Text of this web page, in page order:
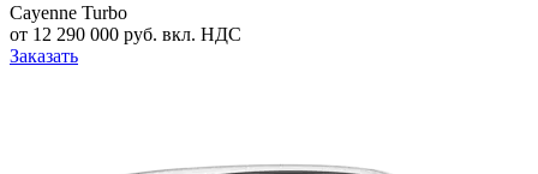
Cayenne Turbo
от 12 290 000 руб. вкл. НДС
Заказать